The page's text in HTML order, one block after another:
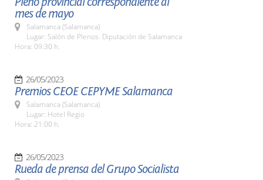
mes de mayo
Salamanca (Salamanca)
Lugar: Salón de Plenos. Diputación de Salamanca
Hora: 09:30 h.
26/05/2023
Premios CEOE CEPYME Salamanca
Salamanca (Salamanca)
Lugar: Hotel Regio
Hora: 21:00 h.
26/05/2023
Rueda de prensa del Grupo Socialista